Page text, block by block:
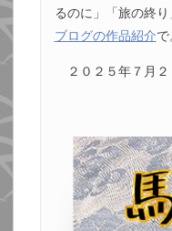
るのに」「旅の終り
ブログの作品紹介で
２０２５年７月２